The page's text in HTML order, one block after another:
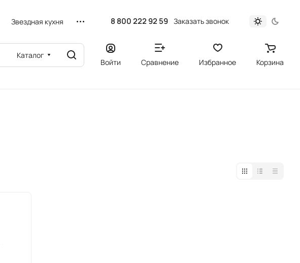
Звездная кухня 8 800 222 92 59 Заказать звонок
Каталог
Войти Сравнение Избранное Корзина